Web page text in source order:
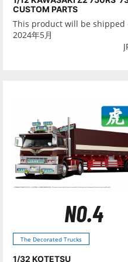
CUSTOM PARTS
This product will be shipped
2024年5月
NO.4
The Decorated Trucks
1/32 KOTETSU